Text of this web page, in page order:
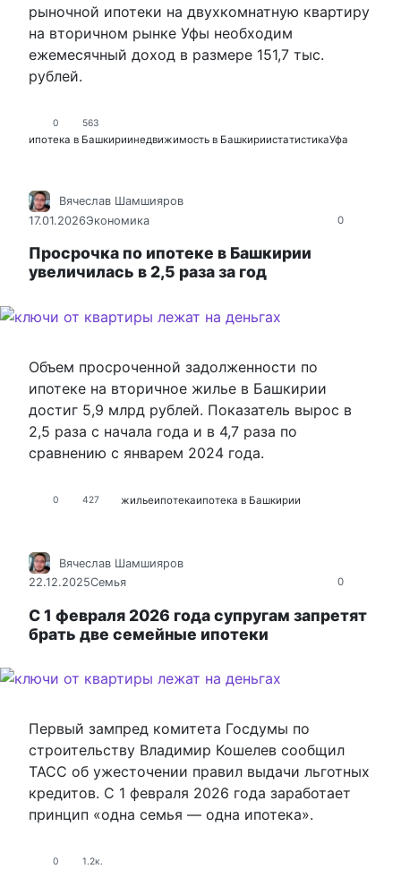
рыночной ипотеки на двухкомнатную квартиру
на вторичном рынке Уфы необходим
ежемесячный доход в размере 151,7 тыс.
рублей.
0 563
ипотека в Башкириинедвижимость в БашкириистатистикаУфа
0
Вячеслав Шамшияров
17.01.2026Экономика
Просрочка по ипотеке в Башкирии
увеличилась в 2,5 раза за год
Объем просроченной задолженности по
ипотеке на вторичное жилье в Башкирии
достиг 5,9 млрд рублей. Показатель вырос в
2,5 раза с начала года и в 4,7 раза по
сравнению с январем 2024 года.
0 427 жильеипотекаипотека в Башкирии
0
Вячеслав Шамшияров
22.12.2025Семья
С 1 февраля 2026 года супругам запретят
брать две семейные ипотеки
Первый зампред комитета Госдумы по
строительству Владимир Кошелев сообщил
ТАСС об ужесточении правил выдачи льготных
кредитов. С 1 февраля 2026 года заработает
принцип «одна семья — одна ипотека».
0 1.2к.